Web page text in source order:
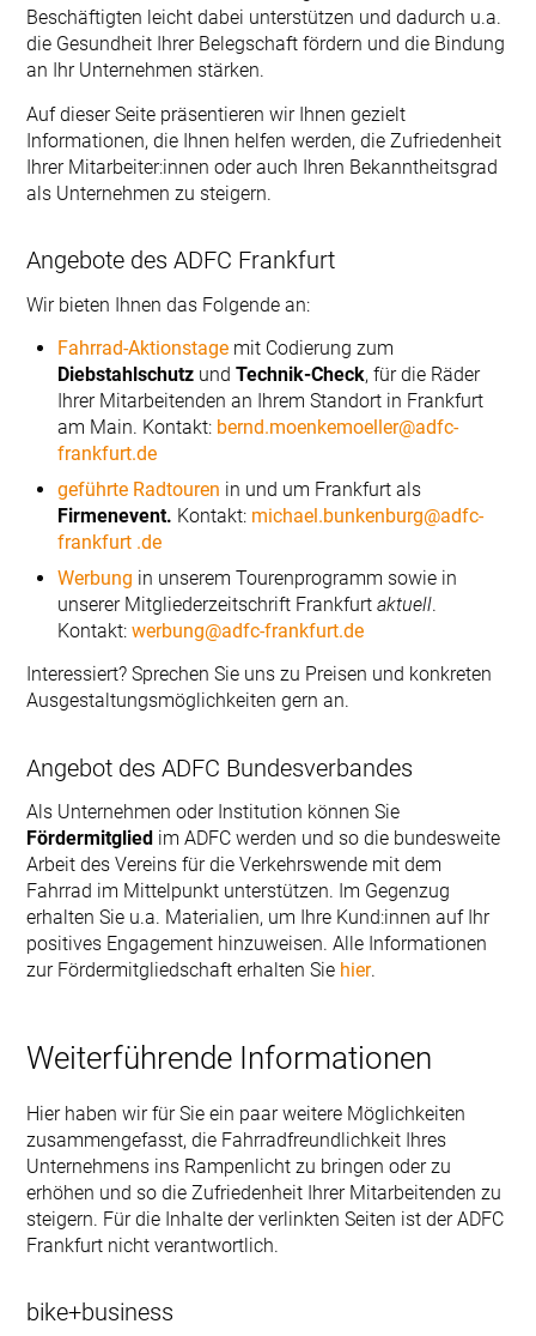
Beschäftigten leicht dabei unterstützen und dadurch u.a.
die Gesundheit Ihrer Belegschaft fördern und die Bindung
an Ihr Unternehmen stärken.
Auf dieser Seite präsentieren wir Ihnen gezielt
Informationen, die Ihnen helfen werden, die Zufriedenheit
Ihrer Mitarbeiter:innen oder auch Ihren Bekanntheitsgrad
als Unternehmen zu steigern.
Angebote des ADFC Frankfurt
Wir bieten Ihnen das Folgende an:
Fahrrad-Aktionstage mit Codierung zum
Diebstahlschutz und Technik-Check, für die Räder
Ihrer Mitarbeitenden an Ihrem Standort in Frankfurt
am Main. Kontakt: bernd.moenkemoeller@adfc-
frankfurt.de
geführte Radtouren in und um Frankfurt als
Firmenevent. Kontakt: michael.bunkenburg@adfc-
frankfurt .de
Werbung in unserem Tourenprogramm sowie in
unserer Mitgliederzeitschrift Frankfurt aktuell.
Kontakt: werbung@adfc-frankfurt.de
Interessiert? Sprechen Sie uns zu Preisen und konkreten
Ausgestaltungsmöglichkeiten gern an.
Angebot des ADFC Bundesverbandes
Als Unternehmen oder Institution können Sie
Fördermitglied im ADFC werden und so die bundesweite
Arbeit des Vereins für die Verkehrswende mit dem
Fahrrad im Mittelpunkt unterstützen. Im Gegenzug
erhalten Sie u.a. Materialien, um Ihre Kund:innen auf Ihr
positives Engagement hinzuweisen. Alle Informationen
zur Fördermitgliedschaft erhalten Sie hier.
Weiterführende Informationen
Hier haben wir für Sie ein paar weitere Möglichkeiten
zusammengefasst, die Fahrradfreundlichkeit Ihres
Unternehmens ins Rampenlicht zu bringen oder zu
erhöhen und so die Zufriedenheit Ihrer Mitarbeitenden zu
steigern. Für die Inhalte der verlinkten Seiten ist der ADFC
Frankfurt nicht verantwortlich.
bike+business